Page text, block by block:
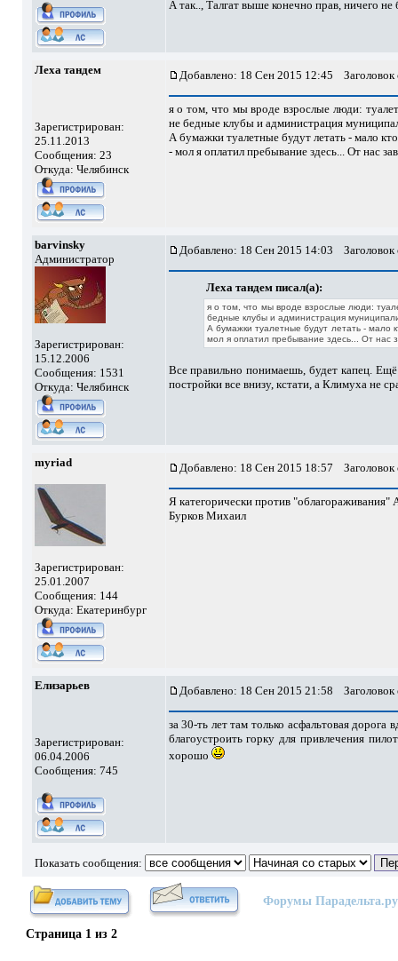
А так.., Талгат выше конечно прав, ничего не
Леха тандем
Зарегистрирован:
25.11.2013
Сообщения: 23
Откуда: Челябинск
Добавлено: 18 Сен 2015 12:45
я о том, что мы вроде взрослые люди:
не бедные клубы и администрация
А бумажки туалетные будут летать - мало
- мол я оплатил пребывание здесь... От нас
barvinsky
Администратор
Зарегистрирован:
15.12.2006
Сообщения: 1531
Откуда: Челябинск
Добавлено: 18 Сен 2015 14:03
Леха тандем писал(а):
я о том, что мы вроде взрослые люди:
бедные клубы и администрация
А бумажки туалетные будут летать - мало
мол я оплатил пребывание здесь... От нас
Все правильно понимаешь, будет капец.
постройки все внизу, кстати, а Климуха не
myriad
Зарегистрирован:
25.01.2007
Сообщения: 144
Откуда: Екатеринбург
Добавлено: 18 Сен 2015 18:57
Я категорически против "облагораживания"
Бурков Михаил
Елизарьев
Зарегистрирован:
06.04.2006
Сообщения: 745
Добавлено: 18 Сен 2015 21:58
за 30-ть лет там только асфальтовая
благоустроить горку для привлечения
хорошо
Показать сообщения:
Форумы Парадельта.ру
Страница 1из 2